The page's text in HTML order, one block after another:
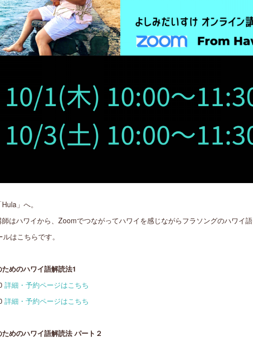
」へ。
はハワイから、Zoomでつながってハワイを感じながらフラソングのハワイ語
はこちらです。
めのハワイ語解読法1
詳細・予約ページはこちち
詳細・予約ページはこちち
めのハワイ語解読法 パート２